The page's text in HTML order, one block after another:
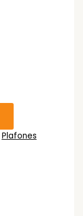
Plafones